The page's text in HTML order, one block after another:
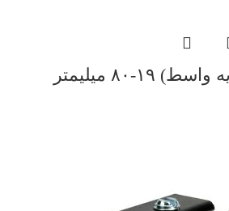
اسپیسرتابلو (پایه واسط) ۱۹-۸۰ میلیمتر